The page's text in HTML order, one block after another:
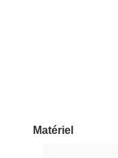
Matériel